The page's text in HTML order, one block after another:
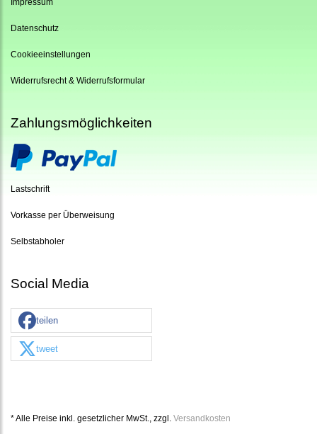
Datenschutz
Cookieeinstellungen
Widerrufsrecht & Widerrufsformular
Zahlungsmöglichkeiten
Lastschrift
Vorkasse per Überweisung
Selbstabholer
Social Media
teilen
tweet
* Alle Preise inkl. gesetzlicher MwSt., zzgl. Versandkosten